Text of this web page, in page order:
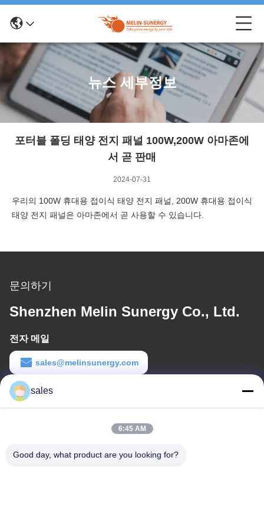
뉴스 세부정보
포터블 폴딩 태양 전지 패널 100W,200W 아마존에
서 곧 판매
2024-07-31
우리의 100W 휴대용 접이식 태양 전지 패널, 200W 휴대용 접이식
태양 전지 패널은 아마존에서 곧 사용할 수 있습니다.
문의하기
Shenzhen Melin Sunergy Co., Ltd.
전자 메일
sales@melinsunergy.com
일 시간
8:30-18:00
회사 주소
sales
6:45 AM
Good day, what product are you looking for?